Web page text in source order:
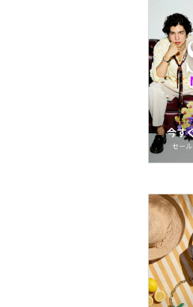
ヘアアク
マタニ
ー用品
スーツ
水着・
スキンケ
ベースメ
メイクア